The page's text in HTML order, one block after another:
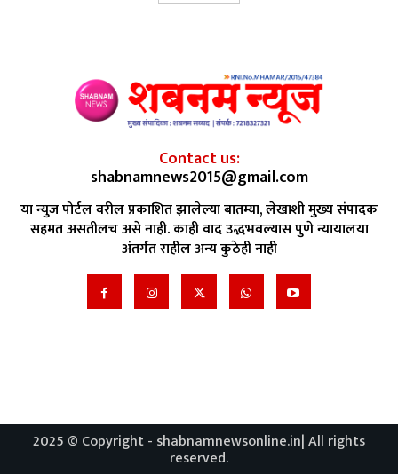
Contact us:
shabnamnews2015@gmail.com
या न्युज पोर्टल वरील प्रकाशित झालेल्या बातम्या, लेखाशी मुख्य संपादक
सहमत असतीलच असे नाही. काही वाद उद्भभवल्यास पुणे न्यायालया
अंतर्गत राहील अन्य कुठेही नाही
2025 © Copyright - shabnamnewsonline.in| All rights
reserved.